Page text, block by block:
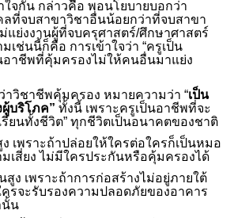
จกัน กล่าวคือ พอนโยบายบอกว่า
ลที่จบสาขาวิชาอื่นน้อยกว่าที่จบสาขา
แย่งงานผู้ที่จบครุศาสตร์/ศึกษาศาสตร์
เช่นนี้ก็คือ การเข้าใจว่า “ครูเป็น
อาชีพที่คุ้มครองไม่ให้คนอื่นมาแย่ง
าวิชาชีพคุ้มครอง หมายความว่า “เป็น
บริโภค” ทั้งนี้ เพราะครูเป็นอาชีพที่จะ
รียนทั้งชีวิต” ทุกชีวิตเป็นอนาคตของชาติ
เพราะถ้าปล่อยให้ใครต่อใครก็เป็นหมอ
เสี่ยง ไม่มีใครประกันหรือคุ้มครองได้
ง เพราะถ้าการก่อสร้างไม่อยู่ภายใต้
รจะรับรองความปลอดภัยของอาคาร
นั้น